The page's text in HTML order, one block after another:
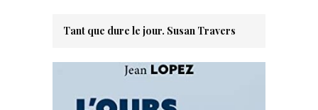
Tant que dure le jour. Susan Travers